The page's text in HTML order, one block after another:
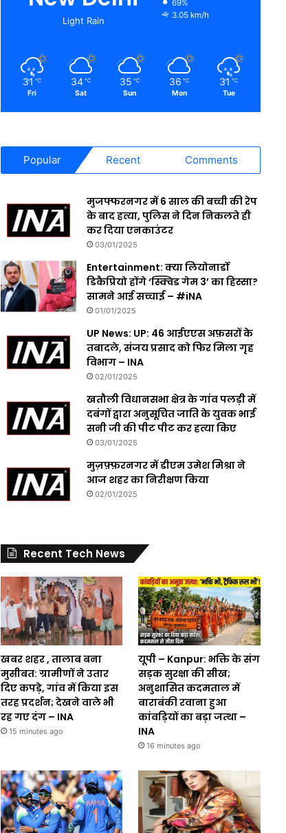
Light Rain
69%
3.05 km/h
31 ℃
Fri
34 ℃
Sat
35 ℃
Sun
36 ℃
Mon
31 ℃
Tue
Popular Recent Comments
मुजफ्फरनगर में 6 साल की बच्ची की रेप
के बाद हत्या, पुलिस ने दिन निकलते ही
कर दिया एनकाउंटर
03/01/2025
Entertainment: क्या लियोनार्डो
डिकैप्रियो होंगे ‘स्क्विड गेम 3’ का हिस्सा?
सामने आई सच्चाई – #iNA
01/01/2025
UP News: UP: 46 आईएएस अफ़सरों के
तबादले, संजय प्रसाद को फिर मिला गृह
विभाग – INA
02/01/2025
खतौली विधानसभा क्षेत्र के गांव पलड़ी में
दबंगों द्वारा अनुसूचित जाति के युवक भाई
सनी जी की पीट पीट कर हत्या किए
03/01/2025
मुज़फ़्फ़रनगर में डीएम उमेश मिश्रा ने
आज शहर का निरीक्षण किया
02/01/2025
Recent Tech News
खबर शहर , तालाब बना
मुसीबत: ग्रामीणों ने उतार
दिए कपड़े, गांव में किया इस
तरह प्रदर्शन; देखने वाले भी
रह गए दंग – INA
15 minutes ago
यूपी – Kanpur: भक्ति के संग
सड़क सुरक्षा की सीख;
अनुशासित कदमताल में
बाराबंकी रवाना हुआ
कांवड़ियों का बड़ा जत्था –
INA
16 minutes ago